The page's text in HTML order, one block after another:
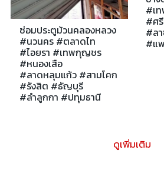
ซ่อมประตูม้วนคลองหลวง
#นวนคร #ตลาดไท
#ไอยรา #เทพกุญชร
#หนองเสือ
#ลาดหลุมแก้ว #สามโคก
#รังสิต #ธัญบุรี
#ลำลูกกา #ปทุมธานี
#เ
#ศ
#ล
#แ
ดูเพิ่มเติม